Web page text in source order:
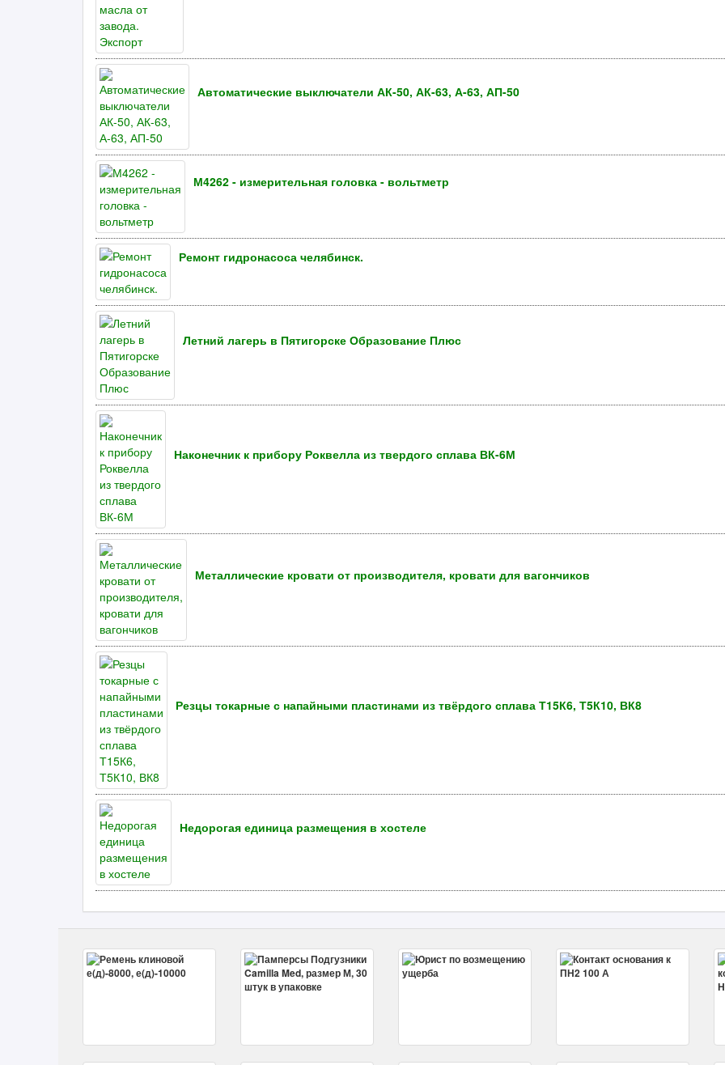
Автоматические выключатели АК-50, АК-63, А-63, АП-50
М4262 - измерительная головка - вольтметр
Ремонт гидронасоса челябинск.
Летний лагерь в Пятигорске Образование Плюс
Наконечник к прибору Роквелла из твердого сплава ВК-6М
Металлические кровати от производителя, кровати для вагончиков
Резцы токарные с напайными пластинами из твёрдого сплава Т15К6, Т5К10, ВК8
Недорогая единица размещения в хостеле